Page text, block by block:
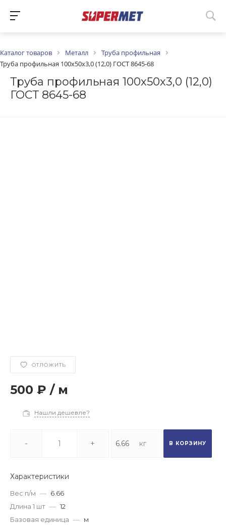
Каталог товаров Металл
Труба профильная
Труба профильная 100х50х3,0 (12,0) ГОСТ 8645-68
Труба профильная 100х50х3,0 (12,0)
ГОСТ 8645-68
ОТЛОЖИТЬ
500 ₽ / м
Нашли дешевле?
- + В КОРЗИНУ
Характеристики
Вес п/м — 6.66
Длина 1 шт — 12
Базовая единица — м